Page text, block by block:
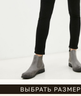
ВЫБРАТЬ РАЗМЕР